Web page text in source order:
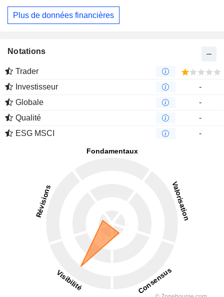
Plus de données financières
Notations
Trader
Investisseur
-
Globale
-
Qualité
-
ESG MSCI
-